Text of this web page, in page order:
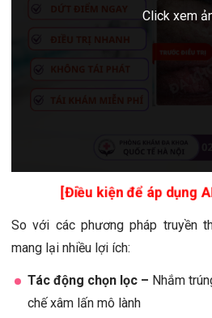
[Điều kiện để áp dụng
So với các phương pháp truyền
mang lại nhiều lợi ích:
Tác động chọn lọc – Nhắm
chế xâm lấn mô lành